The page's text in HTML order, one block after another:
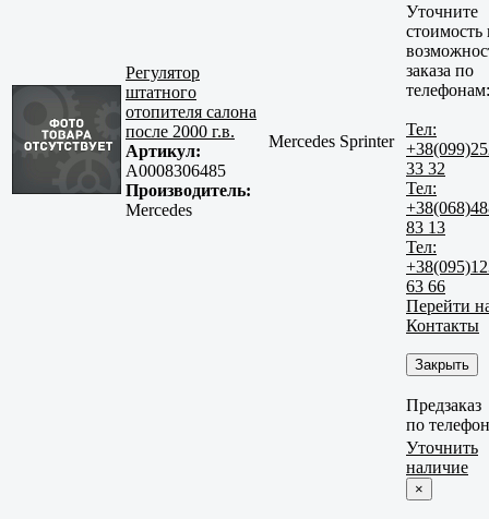
Регулятор
штатного
отопителя салона
после 2000 г.в.
Артикул:
A0008306485
Производитель:
Mercedes
Mercedes Sprinter
Уточните
стоимость
заказа по
телефонам:
Тел:
33 32
Тел:
83 13
Тел:
63 66
Перейти
Контакты
Закрыть
Предзаказ
по
Уточнить
наличие
×